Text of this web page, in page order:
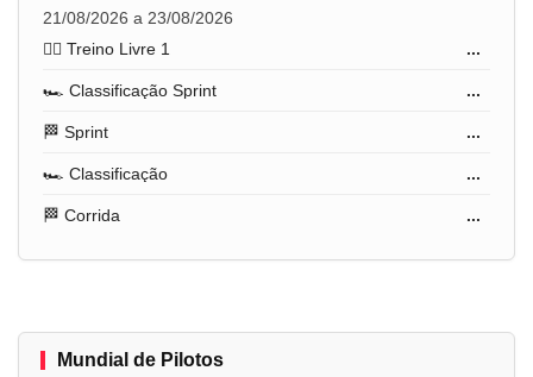
21/08/2026 a 23/08/2026
🏋️‍♂️ Treino Livre 1
...
🏎️ Classificação Sprint ...
🏁 Sprint ...
🏎️ Classificação ...
🏁 Corrida ...
Mundial de Pilotos